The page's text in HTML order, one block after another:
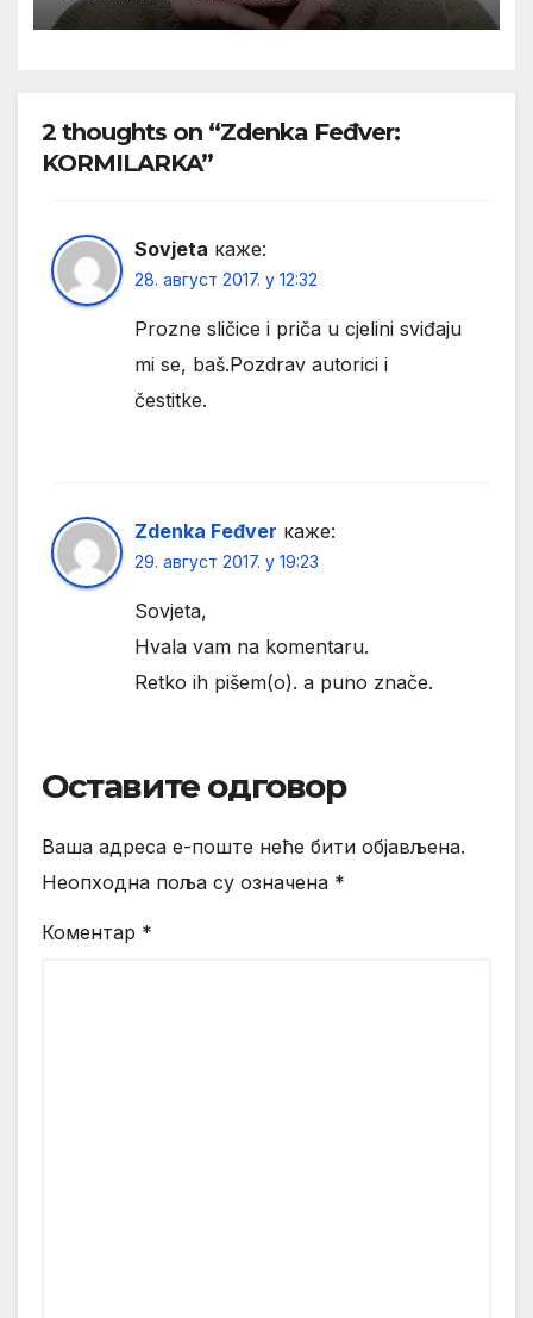
2 thoughts on “Zdenka Feđver:
KORMILARKA”
Sovjeta каже:
28. август 2017. у 12:32
Prozne sličice i priča u cjelini sviđaju
mi se, baš.Pozdrav autorici i
čestitke.
Zdenka Feđver каже:
29. август 2017. у 19:23
Sovjeta,
Hvala vam na komentaru.
Retko ih pišem(o). a puno znače.
Оставите одговор
Ваша адреса е-поште неће бити објављена.
Неопходна поља су означена *
Коментар *